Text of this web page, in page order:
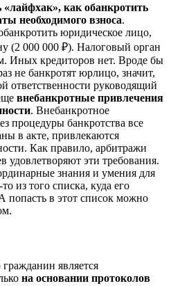
«лайфхак», как обанкротить
необходимого взноса.
юридическое лицо,
(2 000 000 ₽). Налоговый орган
Иных кредиторов нет. Вроде бы
не банкротят юрлицо, значит,
ответственности руководящий
внебанкротные привлечения
. Внебанкротное
процедуры банкротства все
в акте, привлекаются
Как правило, арбитражи
удовлетворяют эти требования.
знания и умения для
из того списка, куда его
попасть в этот список можно
является
на основании протоколов